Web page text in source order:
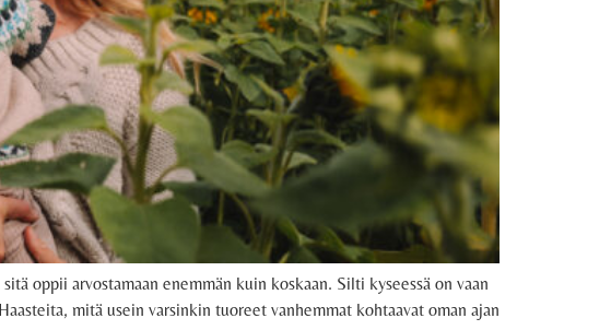
oppii arvostamaan enemmän kuin koskaan. Silti kyseessä on vaan
mitä usein varsinkin tuoreet vanhemmat kohtaavat oman ajan